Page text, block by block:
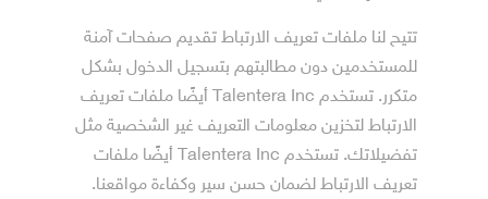
تتيح لنا ملفات تعريف الارتباط تقديم صفحات آمنة
للمستخدمين دون مطالبتهم بتسجيل الدخول بشكل
متكرر. تستخدم Talentera Inc أيضًا ملفات تعريف
الارتباط لتخزين معلومات التعريف غير الشخصية مثل
تفضيلاتك. تستخدم Talentera Inc أيضًا ملفات
تعريف الارتباط لضمان حسن سير وكفاءة مواقعنا.